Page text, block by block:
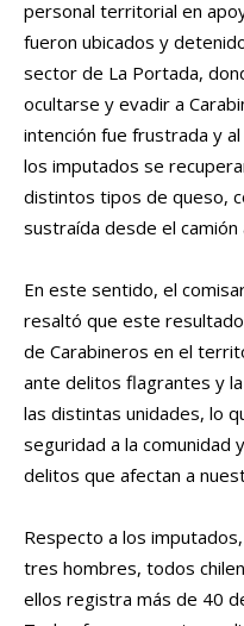
personal territorial en
fueron ubicados y
sector de La Portada,
ocultarse y evadir a
intención fue frustrada y
los imputados se
distintos tipos de queso,
sustraída desde el camión
En este sentido, el
resaltó que este
de Carabineros en el
ante delitos flagrantes y
las distintas unidades, lo
seguridad a la comunidad
delitos que afectan a
Respecto a los
tres hombres, todos
ellos registra más de 40